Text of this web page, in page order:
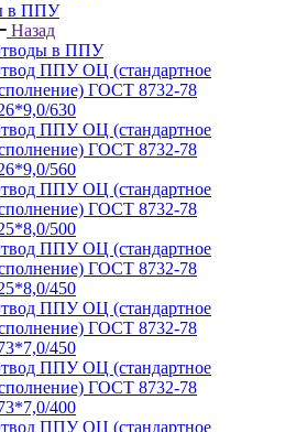
в ППУ
Назад
в ППУ
ППУ ОЦ (стандартное
ГОСТ 8732-78
630
ППУ ОЦ (стандартное
ГОСТ 8732-78
560
ППУ ОЦ (стандартное
ГОСТ 8732-78
500
ППУ ОЦ (стандартное
ГОСТ 8732-78
450
ППУ ОЦ (стандартное
ГОСТ 8732-78
450
ППУ ОЦ (стандартное
ГОСТ 8732-78
400
ППУ ОЦ (стандартное